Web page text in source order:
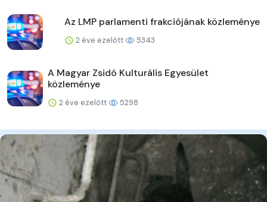
Az LMP parlamenti frakciójának közleménye
2 éve ezelőtt 5343
A Magyar Zsidó Kulturális Egyesület
közleménye
2 éve ezelőtt 5298